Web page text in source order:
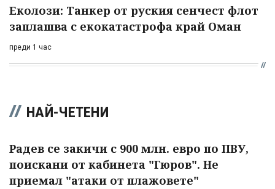
Еколози: Танкер от руския сенчест флот
заплашва с екокатастрофа край Оман
преди 1 час
НАЙ-ЧЕТЕНИ
Радев се закичи с 900 млн. евро по ПВУ,
поискани от кабинета "Гюров". Не
приемал "атаки от плажовете"